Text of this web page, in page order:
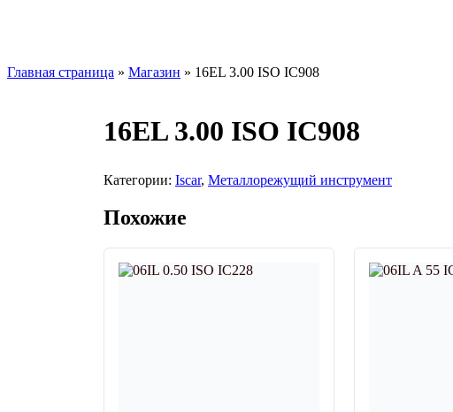
Главная страница » Магазин » 16EL 3.00 ISO IC908
16EL 3.00 ISO IC908
Категории: Iscar, Металлорежущий инструмент
Похожие